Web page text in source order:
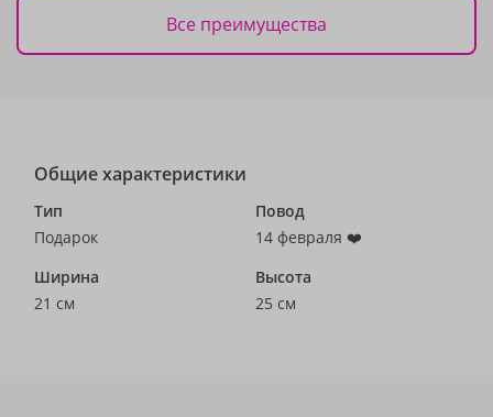
Все преимущества
Общие характеристики
Тип
Подарок
Повод
14 февраля ❤️
Ширина
21 см
Высота
25 см